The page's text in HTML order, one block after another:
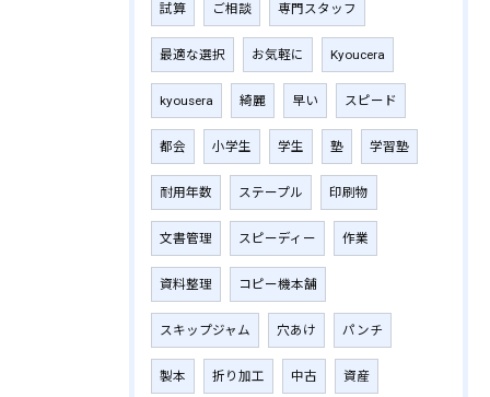
試算 ご相談 専門スタッフ
最適な選択 お気軽に Kyoucera
kyousera 綺麗 早い スピード
都会 小学生 学生 塾 学習塾
耐用年数 ステープル 印刷物
文書管理 スピーディー 作業
資料整理 コピー機本舗
スキップジャム 穴あけ パンチ
製本 折り加工 中古 資産